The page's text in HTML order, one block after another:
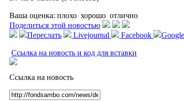
Ваша оценка: плохо хорошо отлично
Поделиться этой новостью
Переслать
Livejournal Facebook Google
Ссылка на новость и код для вставки
Ссылка на новость